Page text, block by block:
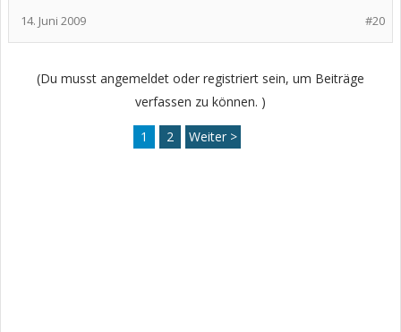
#20
14. Juni 2009
(Du musst angemeldet oder registriert sein, um Beiträge
verfassen zu können. )
1 2 Weiter >